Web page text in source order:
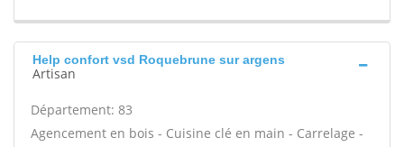
Help confort vsd Roquebrune sur argens
Artisan
Département: 83
Agencement en bois - Cuisine clé en main - Carrelage -